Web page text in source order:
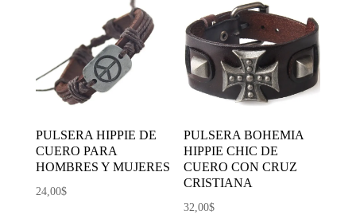
PULSERA HIPPIE DE
CUERO PARA
HOMBRES Y MUJERES
24,00$
PULSERA BOHEMIA
HIPPIE CHIC DE
CUERO CON CRUZ
CRISTIANA
32,00$